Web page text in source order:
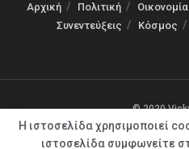
Αρχική Πολιτική Οικονομία
Συνεντεύξεις
Κόσμος
© 2020
Η ιστοσελίδα χρησιμοποιεί
ιστοσελίδα συμφωνείτε